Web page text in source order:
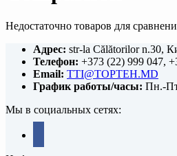
Недостаточно товаров для
Адрес: str-la Călătorilor n.30,
Телефон: +373 (22) 999 047,
Email: TTI@TOPTEH.MD
График работы/часы: Пн.-
Мы в социальных сетях: